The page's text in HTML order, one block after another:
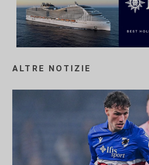
ALTRE NOTIZIE